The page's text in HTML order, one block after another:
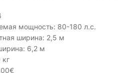
мощность: 80-180 л.с.
ширина: 2,5 м
6,2 м
кг